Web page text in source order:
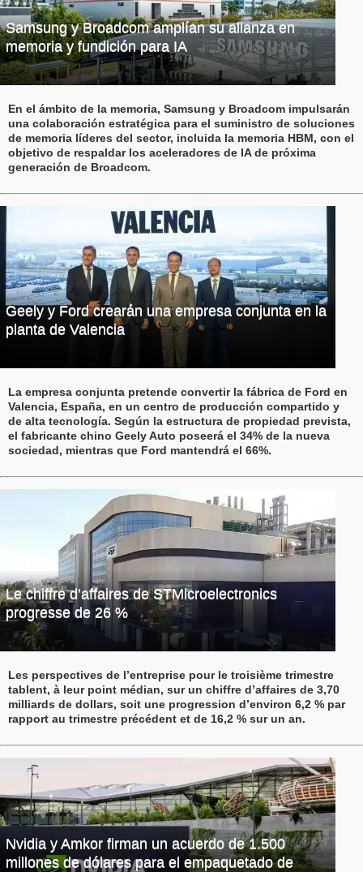
Samsung y Broadcom amplían su alianza en
memoria y fundición para IA
En el ámbito de la memoria, Samsung y Broadcom impulsarán
una colaboración estratégica para el suministro de soluciones
de memoria líderes del sector, incluida la memoria HBM, con el
objetivo de respaldar los aceleradores de IA de próxima
generación de Broadcom.
Geely y Ford crearán una empresa conjunta en la
planta de Valencia
La empresa conjunta pretende convertir la fábrica de Ford en
Valencia, España, en un centro de producción compartido y
de alta tecnología. Según la estructura de propiedad prevista,
el fabricante chino Geely Auto poseerá el 34% de la nueva
sociedad, mientras que Ford mantendrá el 66%.
Le chiffre d’affaires de STMicroelectronics
progresse de 26 %
Les perspectives de l’entreprise pour le troisième trimestre
tablent, à leur point médian, sur un chiffre d’affaires de 3,70
milliards de dollars, soit une progression d’environ 6,2 % par
rapport au trimestre précédent et de 16,2 % sur un an.
Nvidia y Amkor firman un acuerdo de 1.500
millones de dólares para el empaquetado de